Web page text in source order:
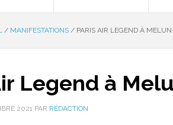
/ MANIFESTATIONS / PARIS AIR LEGEND À
Legend à
2021 PAR RÉDACTION